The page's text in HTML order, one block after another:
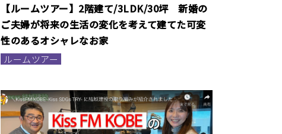
【ルームツアー】2階建て/3LDK/30坪 新婚の
ご夫婦が将来の生活の変化を考えて建てた可変
性のあるオシャレなお家
ルームツアー